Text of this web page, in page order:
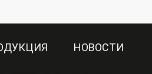
НОВОСТИ